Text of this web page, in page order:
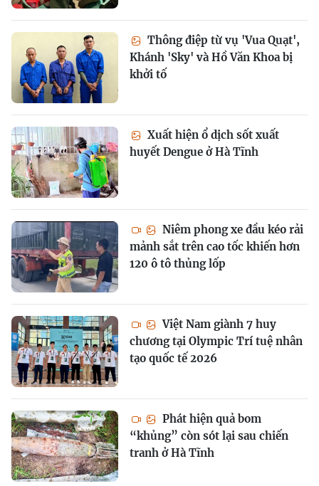
Thông điệp từ vụ 'Vua Quạt',
Khánh 'Sky' và Hồ Văn Khoa bị
khởi tố
Xuất hiện ổ dịch sốt xuất
huyết Dengue ở Hà Tĩnh
Niêm phong xe đầu kéo rải
mảnh sắt trên cao tốc khiến hơn
120 ô tô thủng lốp
Việt Nam giành 7 huy
chương tại Olympic Trí tuệ nhân
tạo quốc tế 2026
Phát hiện quả bom
“khủng” còn sót lại sau chiến
tranh ở Hà Tĩnh